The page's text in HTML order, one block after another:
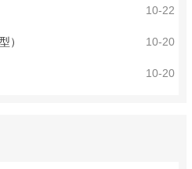
10-22
10-20
）
10-20